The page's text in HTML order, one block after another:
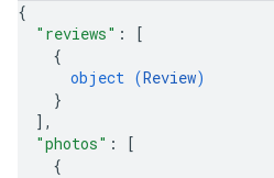
{
"reviews" :
[
{
object (Review)
}
] ,
"photos" :
[
{